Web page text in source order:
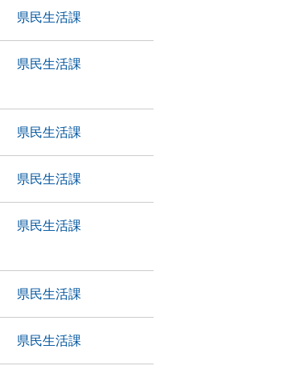
県民生活課
県民生活課
県民生活課
県民生活課
県民生活課
県民生活課
県民生活課